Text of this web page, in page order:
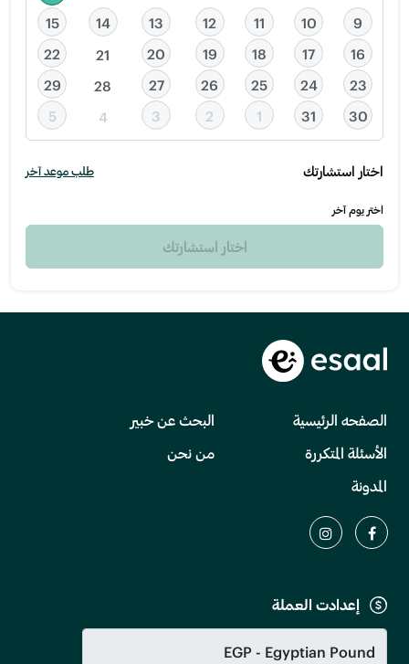
9
10
11
12
13
14
15
16
17
18
19
20
21
22
23
24
25
26
27
28
29
30
31
1
2
3
4
5
اختار استشارتك طلب موعد آخر
اختر يوم آخر
اختار استشارتك
الصفحه الرئيسية
البحث عن خبير
الأسئلة المتكررة
من نحن
المدونة
إعدادت العملة